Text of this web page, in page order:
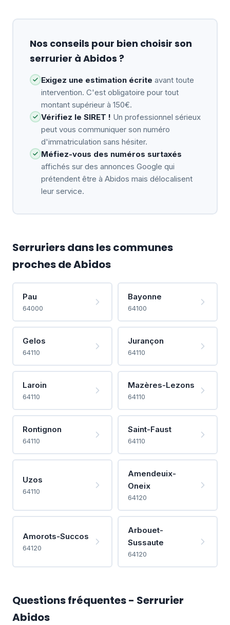
Nos conseils pour bien choisir son
serrurier à Abidos ?
Exigez une estimation écrite avant toute
intervention. C'est obligatoire pour tout
montant supérieur à 150€.
Vérifiez le SIRET ! Un professionnel sérieux
peut vous communiquer son numéro
d'immatriculation sans hésiter.
Méfiez-vous des numéros surtaxés
affichés sur des annonces Google qui
prétendent être à Abidos mais délocalisent
leur service.
Serruriers dans les communes
proches de Abidos
Pau
64000
Bayonne
64100
Gelos
64110
Jurançon
64110
Laroin
64110
Mazères-Lezons
64110
Rontignon
64110
Saint-Faust
64110
Uzos
64110
Amendeuix-
Oneix
64120
Amorots-Succos
64120
Arbouet-
Sussaute
64120
Questions fréquentes - Serrurier
Abidos